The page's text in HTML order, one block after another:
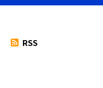
RSS